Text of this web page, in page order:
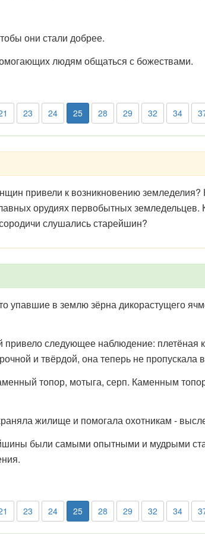
они стали добрее.
людям общаться с божествами.
23 24 25 28 29 32 34
привели к возникновению
орудиях первобытных земледельцев.
слушались старейшин?
упавшие в землю зёрна дикорастущего
следующее наблюдение: плетёная
и твёрдой, она теперь не пропускала
топор, мотыга, серп. Каменным
жилище и помогала охотникам -
были самыми опытными и мудрыми
23 24 25 28 29 32 34